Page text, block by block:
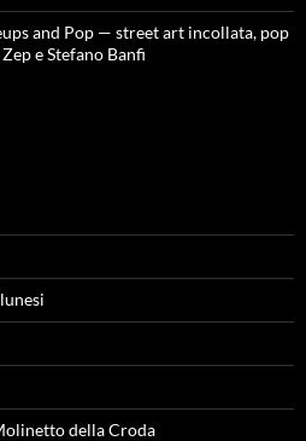
and Pop — street art incollata, pop
e Stefano Banfi
della Croda